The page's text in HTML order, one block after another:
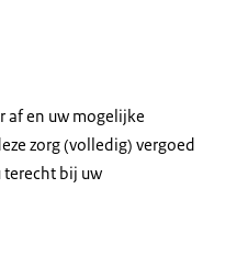
af en uw mogelijke
zorg (volledig) vergoed
terecht bij uw